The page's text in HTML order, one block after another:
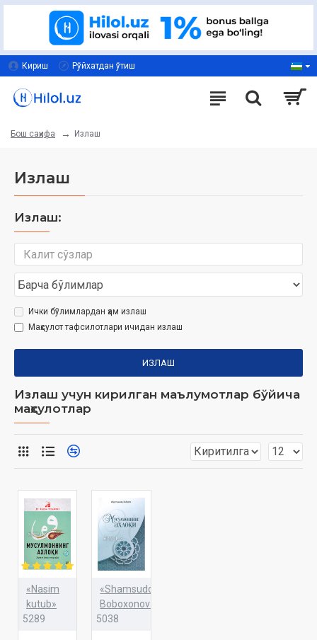
Кириш Рўйхатдан ўтиш
Бош саҳифа Излаш
Излаш
Излаш:
Ички бўлимлардан ҳам излаш
Маҳсулот тафсилотлари ичидан излаш
ИЗЛАШ
Излаш учун кирилган маълумотлар бўйича
маҳсулотлар
«Nasim
kutub»
5289
«Shamsuddinxon
Boboxonov»
5038